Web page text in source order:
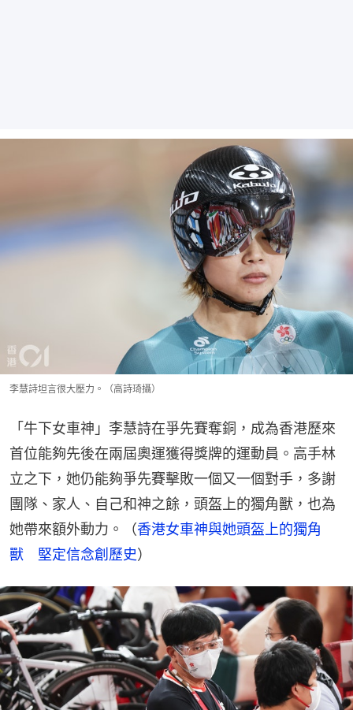
李慧詩坦言很大壓力。（高詩琦攝）
「牛下女車神」李慧詩在爭先賽奪銅，成為香港歷來
首位能夠先後在兩屆奧運獲得獎牌的運動員。高手林
立之下，她仍能夠爭先賽擊敗一個又一個對手，多謝
團隊、家人、自己和神之餘，頭盔上的獨角獸，也為
她帶來額外動力。（香港女車神與她頭盔上的獨角
獸　堅定信念創歷史）